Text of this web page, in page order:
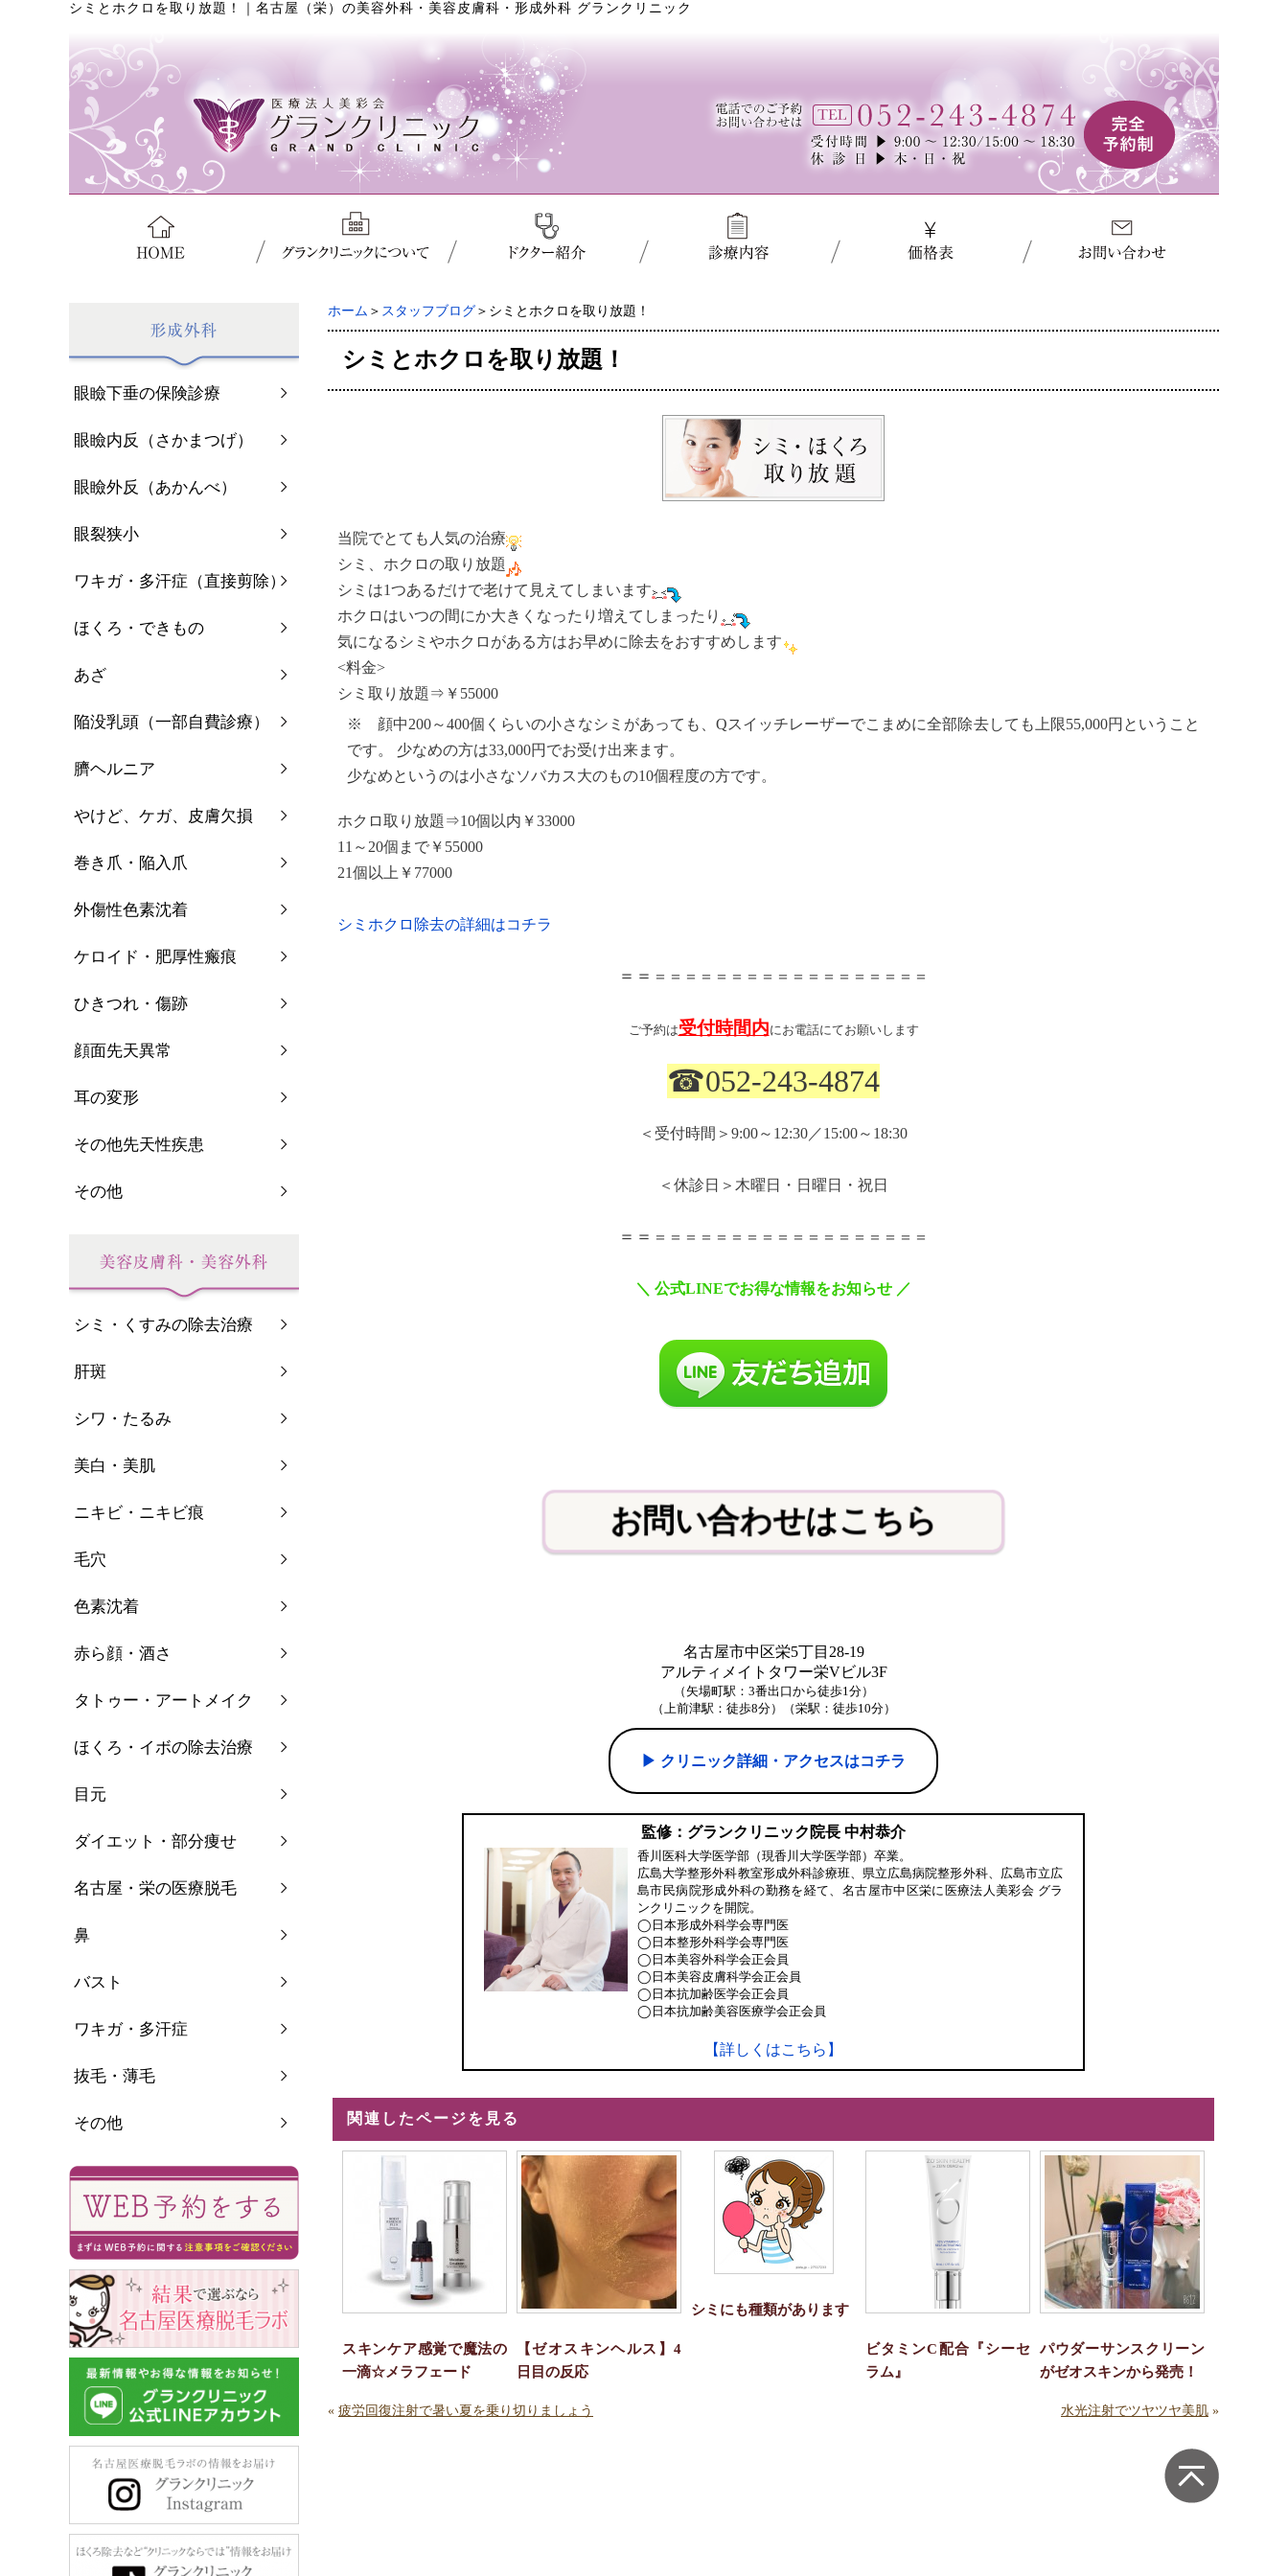
シミとホクロを取り放題！ 名古屋（栄）の美容外科・美容皮膚科・形成外科 グランクリニック
ホーム ＞ スタッフブログ ＞シミとホクロを取り放題！
シミとホクロを取り放題！
当院でとても人気の治療
シミ、ホクロの取り放題
シミは1つあるだけで老けて見えてしまいます
ホクロはいつの間にか大きくなったり増えてしまったり
気になるシミやホクロがある方はお早めに除去をおすすめします
<料金>
シミ取り放題⇒￥55000
※ 顔中200～400個くらいの小さなシミがあっても、Qスイッチレーザーでこまめに全部除去しても上限55,000円ということ
です。 少なめの方は33,000円でお受け出来ます。
少なめというのは小さなソバカス大のもの10個程度の方です。
ホクロ取り放題⇒10個以内￥33000
11～20個まで￥55000
21個以上￥77000
シミホクロ除去の詳細はコチラ
＝＝ ＝＝＝＝＝＝＝＝＝＝＝＝＝＝＝＝＝＝
ご予約は受付時間内にお電話にてお願いします
☎052-243-4874
＜受付時間＞ 9:00～ 12:30 ／15:00～ 18:30
＜休診日＞木曜日・日曜日・祝日
＝＝ ＝＝＝＝＝＝＝＝＝＝＝＝＝＝＝＝＝＝
＼ 公式LINEでお得な情報をお知らせ ／
お問い合わせはこちら
名古屋市中区栄5丁目28-19
アルティメイトタワー栄Vビル3F
（矢場町駅：3番出口から徒歩1分）
（上前津駅：徒歩8分）（栄駅：徒歩10分）
▶︎ クリニック詳細・アクセスはコチラ
監修：グランクリニック院長 中村恭介
香川医科大学医学部（現香川大学医学部）卒業。
広島大学整形外科教室形成外科診療班、県立広島病院整形外科、広島市立広
島市民病院形成外科の勤務を経て、名古屋市中区栄に医療法人美彩会 グラ
ンクリニックを開院。
◯日本形成外科学会専門医
◯日本整形外科学会専門医
◯日本美容外科学会正会員
◯日本美容皮膚科学会正会員
◯日本抗加齢医学会正会員
◯日本抗加齢美容医療学会正会員
【詳しくはこちら】
関連したページを見る
スキンケア感覚で魔法の
一滴☆メラフェード
【ゼオスキンヘルス】4
日目の反応
シミにも種類があります
ビタミンC配合『シーセ
ラム』
パウダーサンスクリーン
がゼオスキンから発売！
« 疲労回復注射で暑い夏を乗り切りましょう 水光注射でツヤツヤ美肌 »
眼瞼下垂の保険診療
眼瞼内反（さかまつげ）
眼瞼外反（あかんべ）
眼裂狭小
ワキガ・多汗症（直接剪除）
ほくろ・できもの
あざ
陥没乳頭（一部自費診療）
臍ヘルニア
やけど、ケガ、皮膚欠損
巻き爪・陥入爪
外傷性色素沈着
ケロイド・肥厚性瘢痕
ひきつれ・傷跡
顔面先天異常
耳の変形
その他先天性疾患
その他
シミ・くすみの除去治療
肝斑
シワ・たるみ
美白・美肌
ニキビ・ニキビ痕
毛穴
色素沈着
赤ら顔・酒さ
タトゥー・アートメイク
ほくろ・イボの除去治療
目元
ダイエット・部分痩せ
名古屋・栄の医療脱毛
鼻
バスト
ワキガ・多汗症
抜毛・薄毛
その他